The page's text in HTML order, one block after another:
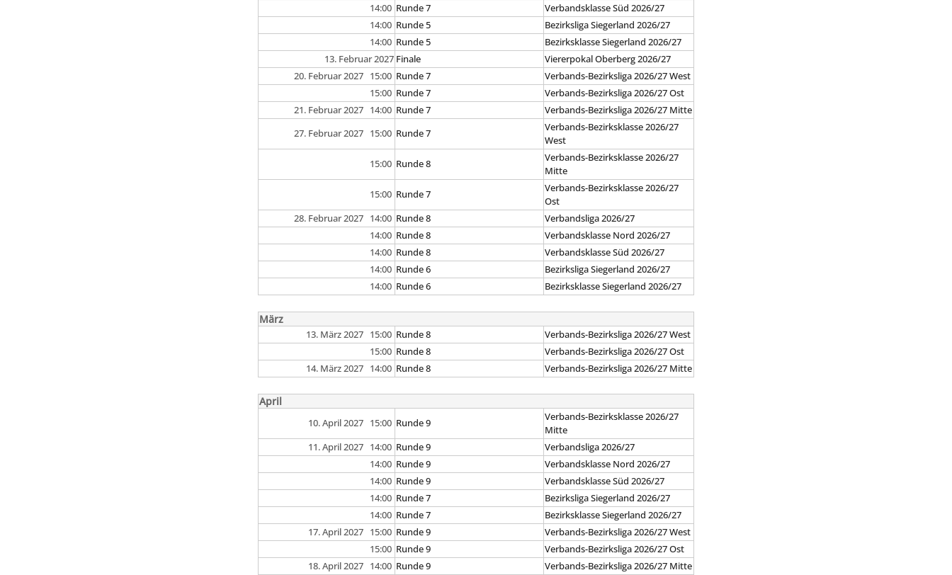
14:00 Runde 7
Verbandsklasse Süd 2026/27
14:00 Runde 5
Bezirksliga Siegerland 2026/27
14:00 Runde 5
Bezirksklasse Siegerland 2026/27
13. Februar 2027 Finale
Viererpokal Oberberg 2026/27
20. Februar 2027 15:00 Runde 7
Verbands-Bezirksliga 2026/27 West
15:00 Runde 7
Verbands-Bezirksliga 2026/27 Ost
21. Februar 2027 14:00 Runde 7
Verbands-Bezirksliga 2026/27 Mitte
27. Februar 2027 15:00 Runde 7
Verbands-Bezirksklasse 2026/27
West
15:00 Runde 8
Verbands-Bezirksklasse 2026/27
Mitte
15:00 Runde 7
Verbands-Bezirksklasse 2026/27
Ost
28. Februar 2027 14:00 Runde 8
Verbandsliga 2026/27
14:00 Runde 8
Verbandsklasse Nord 2026/27
14:00 Runde 8
Verbandsklasse Süd 2026/27
14:00 Runde 6
Bezirksliga Siegerland 2026/27
14:00 Runde 6 Bezirksklasse Siegerland 2026/27
März
13. März 2027 15:00 Runde 8
Verbands-Bezirksliga 2026/27 West
15:00 Runde 8
Verbands-Bezirksliga 2026/27 Ost
14. März 2027 14:00 Runde 8 Verbands-Bezirksliga 2026/27 Mitte
April
10. April 2027 15:00 Runde 9
Verbands-Bezirksklasse 2026/27
Mitte
11. April 2027 14:00 Runde 9
Verbandsliga 2026/27
14:00 Runde 9
Verbandsklasse Nord 2026/27
14:00 Runde 9
Verbandsklasse Süd 2026/27
14:00 Runde 7
Bezirksliga Siegerland 2026/27
14:00 Runde 7
Bezirksklasse Siegerland 2026/27
17. April 2027 15:00 Runde 9
Verbands-Bezirksliga 2026/27 West
15:00 Runde 9
Verbands-Bezirksliga 2026/27 Ost
18. April 2027 14:00 Runde 9 Verbands-Bezirksliga 2026/27 Mitte